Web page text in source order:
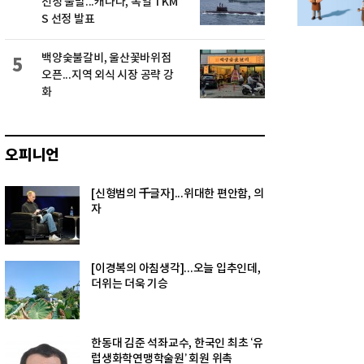
S 선정 발표
백양숯불갈비, 울산꽃바위점
오픈...지역 외식 시장 공략 강
화
5
오피니언
[신형범의 千글자]...위대한 편안함, 의
자
[이경복의 아침생각]...오늘 입추인데,
더위는 더욱 기승
한동대 김준 석좌교수, 한국인 최초 ‘유
럽생화학연맹학술원’ 회원 위촉